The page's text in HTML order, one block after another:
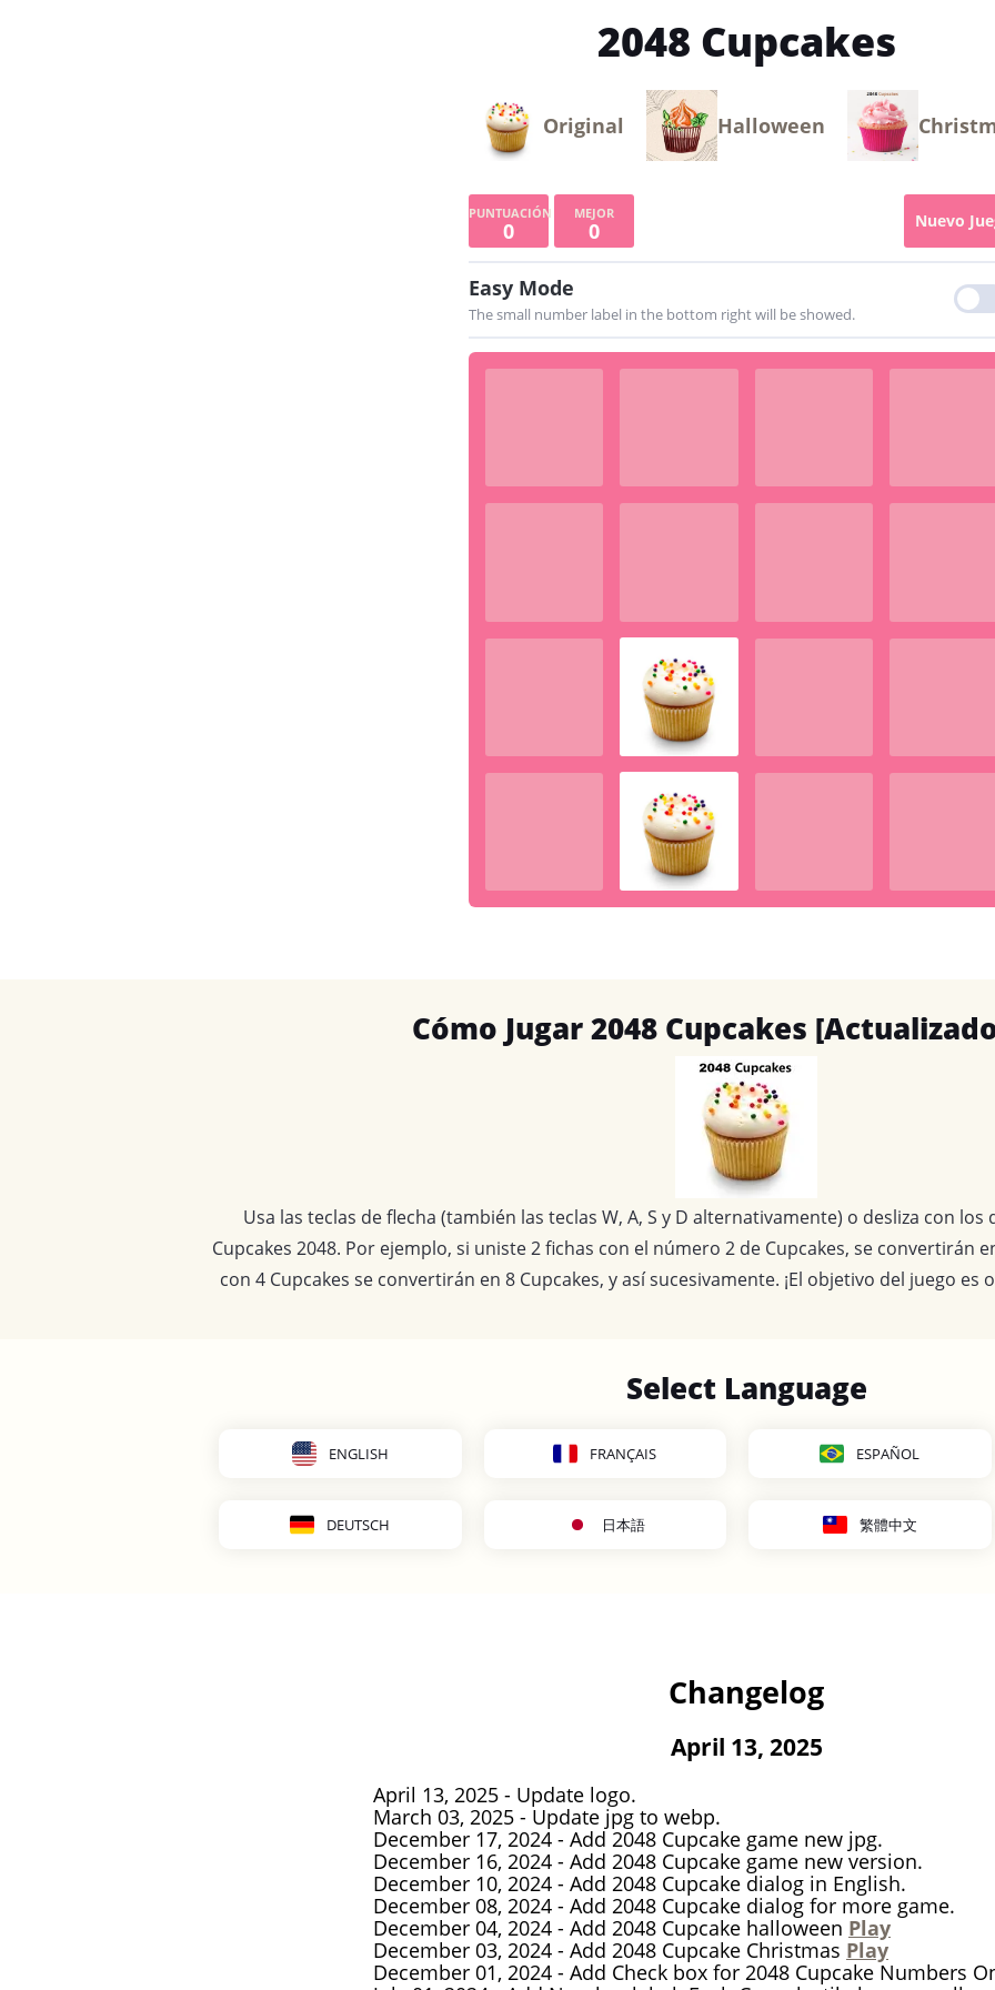
2048 Cupcakes
Original Halloween
0 0 Nuevo
Easy Mode
The small number label in the bottom right will be showed.
Cómo Jugar 2048 Cupcakes
Usa las teclas de flecha (también las teclas W, A, S y D alternativamente) o desliza con
Cupcakes 2048. Por ejemplo, si uniste 2 fichas con el número 2 de Cupcakes, se convertirán
con 4 Cupcakes se convertirán en 8 Cupcakes, y así sucesivamente. ¡El objetivo del juego es
Select Language
ENGLISH FRANÇAIS ESPAÑOL
DEUTSCH 日本語 繁體中文
Changelog
April 13, 2025
April 13, 2025 - Update logo.
March 03, 2025 - Update jpg to webp.
December 17, 2024 - Add 2048 Cupcake game new jpg.
December 16, 2024 - Add 2048 Cupcake game new version.
December 10, 2024 - Add 2048 Cupcake dialog in English.
December 08, 2024 - Add 2048 Cupcake dialog for more game.
December 04, 2024 - Add 2048 Cupcake halloween Play
December 03, 2024 - Add 2048 Cupcake Christmas Play
December 01, 2024 - Add Check box for 2048 Cupcake Numbers